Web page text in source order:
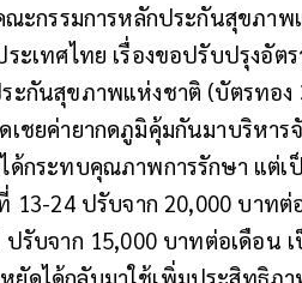
ณะกรรมการหลักประกันสุขภา
ะเทศไทย เรื่องขอปรับปรุงอัต
ะกันสุขภาพแห่งชาติ (บัตรทอง
เชยค่ายากดภูมิคุ้มกันมาบริหาร
ด้กระทบคุณภาพการรักษา แต่เ
13-24 ปรับจาก 20,000 บาท
รับจาก 15,000 บาทต่อเดือน
ยัดได้กลับมาใช้เพิ่มประสิทธิภ